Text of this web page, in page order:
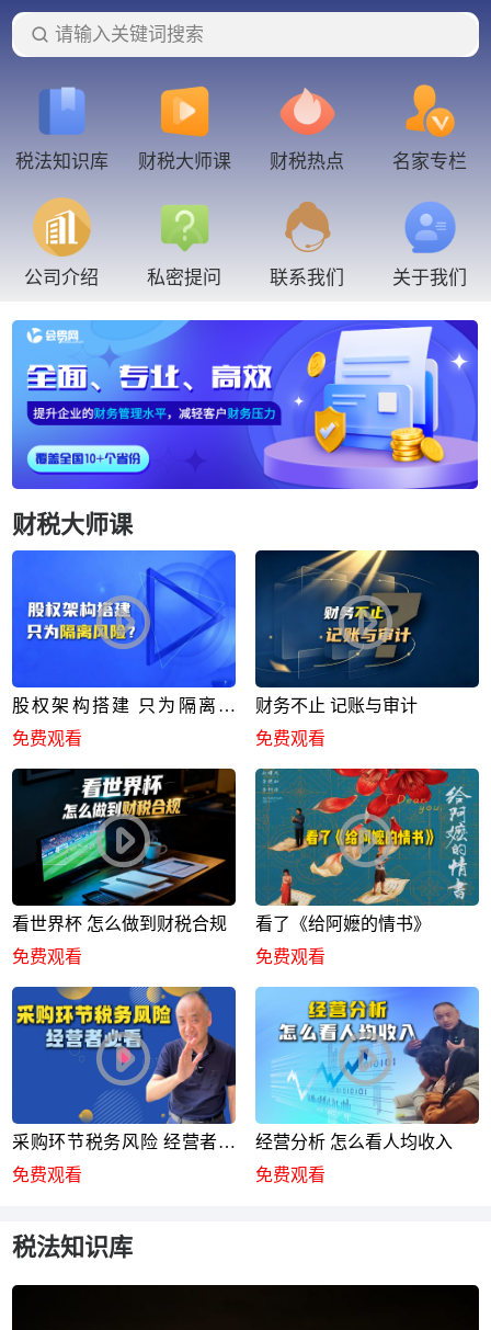
请输入关键词搜索
税法知识库 财税大师课 财税热点 名家专栏
公司介绍 私密提问 联系我们 关于我们
财税大师课
股权架构搭建 只为隔离风
险？
免费观看
财务不止 记账与审计
免费观看
看世界杯 怎么做到财税合规
免费观看
看了《给阿嬷的情书》
免费观看
采购环节税务风险 经营者必
看
免费观看
经营分析 怎么看人均收入
免费观看
税法知识库